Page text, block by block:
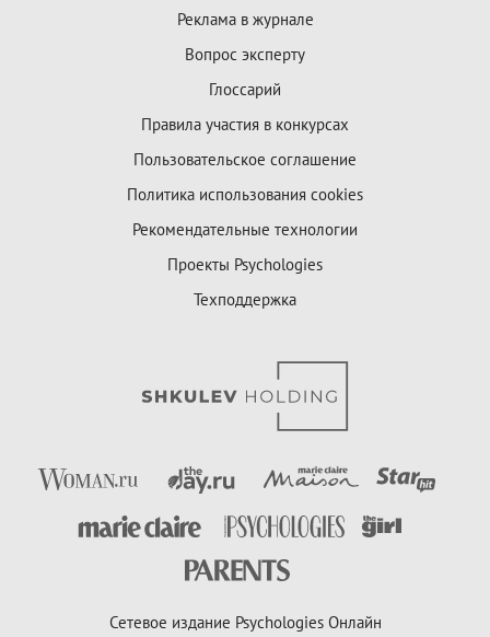
Реклама в журнале
Вопрос эксперту
Глоссарий
Правила участия в конкурсах
Пользовательское соглашение
Политика использования cookies
Рекомендательные технологии
Проекты Psychologies
Техподдержка
Сетевое издание Psychologies Онлайн